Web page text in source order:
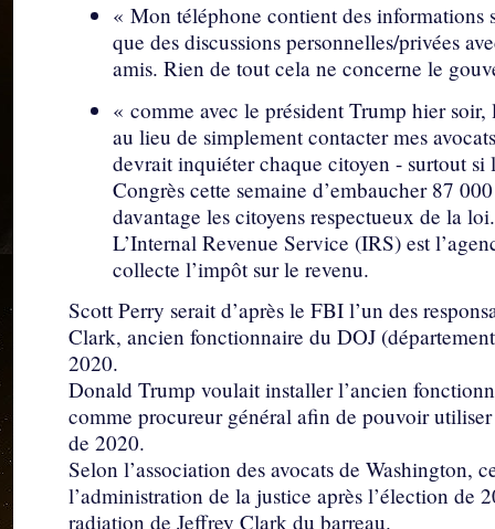
« Mon téléphone contient des informations
que des discussions personnelles/privées
amis. Rien de tout cela ne concerne le
« comme avec le président Trump hier
au lieu de simplement contacter mes
devrait inquiéter chaque citoyen - surtout
Congrès cette semaine d’embaucher 87
davantage les citoyens respectueux de la
L’Internal Revenue Service (IRS) est
collecte l’impôt sur le revenu.
Scott Perry serait d’après le FBI l’un des
Clark, ancien fonctionnaire du DOJ
2020.
Donald Trump voulait installer l’ancien
comme procureur général afin de pouvoir
de 2020.
Selon l’association des avocats de Washington,
l’administration de la justice après l’élection
radiation de Jeffrey Clark du barreau.